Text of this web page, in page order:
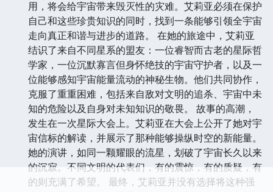
用，将会给宇宙带来毁灭性的灾难。艾莉亚必须在保护
自己和这些珍贵知识的同时，找到一条能够引领全宇宙
走向真正和谐与进步的道路。 在她的旅途中，艾莉亚
结识了来自不同星系的盟友：一位睿智而古老的星际哲
学家，一位沉默寡言但身怀绝技的宇宙守护者，以及一
位能够感知宇宙能量流动的神秘生物。他们共同协作，
克服了重重困难，包括来自敌对文明的追杀、宇宙中未
知的危险以及自身对未知知识的敬畏。 故事的高潮，
发生在一次星际大会上。艾莉亚在大会上公开了她对宇
宙信标的解读，并展示了那种能够操纵时空的新能量。
她的演讲，如同一颗耀眼的流星，划破了宇宙长久以来
的沉寂。不同文明的代表们，有的震惊，有的质疑，有
的则充满了希望。 最终，艾莉亚并没有选择将这种强